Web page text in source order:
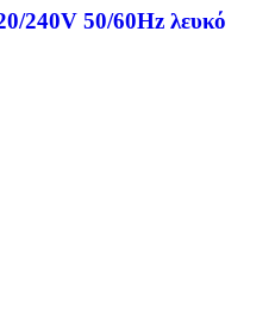
240V 50/60Hz λευκό